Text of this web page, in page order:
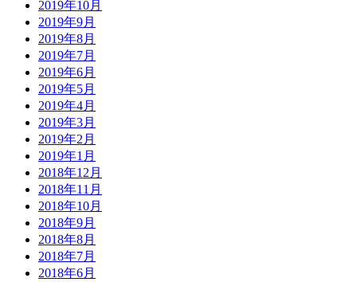
2019年10月
2019年9月
2019年8月
2019年7月
2019年6月
2019年5月
2019年4月
2019年3月
2019年2月
2019年1月
2018年12月
2018年11月
2018年10月
2018年9月
2018年8月
2018年7月
2018年6月